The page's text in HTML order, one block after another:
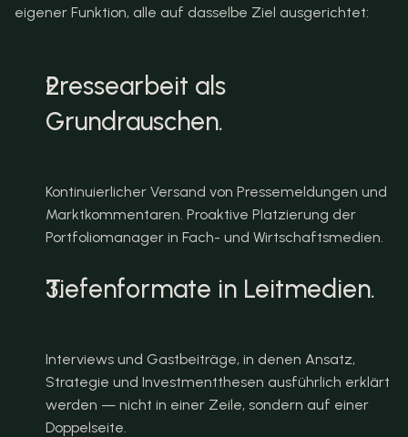
eigener Funktion, alle auf dasselbe Ziel ausgerichtet:
Pressearbeit als
Grundrauschen.
Kontinuierlicher Versand von Pressemeldungen und
Marktkommentaren. Proaktive Platzierung der
Portfoliomanager in Fach- und Wirtschaftsmedien.
Tiefenformate in Leitmedien.
Interviews und Gastbeiträge, in denen Ansatz,
Strategie und Investmentthesen ausführlich erklärt
werden — nicht in einer Zeile, sondern auf einer
Doppelseite.